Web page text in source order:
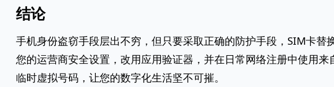
结论
手机身份盗窃手段层出不穷，但只要采取正确的防护手段，SIM卡替
您的运营商安全设置，改用应用验证器，并在日常网络注册中使用来
临时虚拟号码，让您的数字化生活坚不可摧。